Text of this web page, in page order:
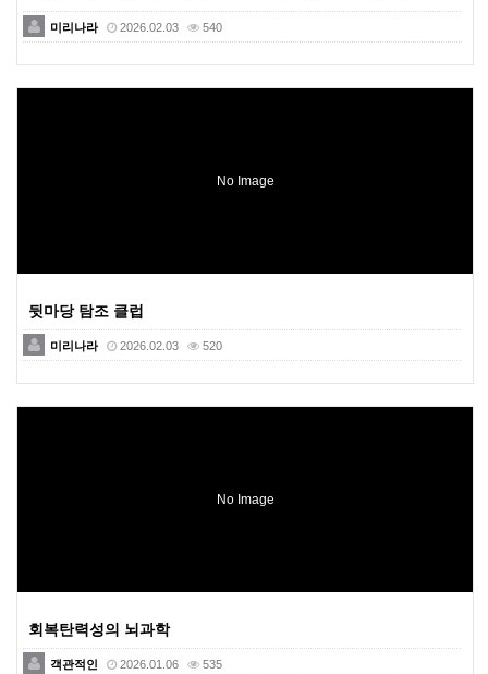
미리나라 2026.02.03 540
No Image
뒷마당 탐조 클럽
미리나라 2026.02.03 520
No Image
회복탄력성의 뇌과학
객관적인 2026.01.06 535